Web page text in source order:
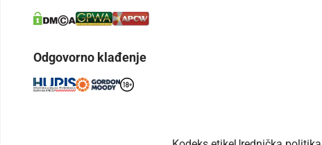
Odgovorno klađenje